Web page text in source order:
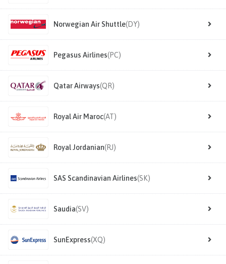
Norwegian Air Shuttle(DY)
Pegasus Airlines(PC)
Qatar Airways(QR)
Royal Air Maroc(AT)
Royal Jordanian(RJ)
SAS Scandinavian Airlines(SK)
Saudia(SV)
SunExpress(XQ)